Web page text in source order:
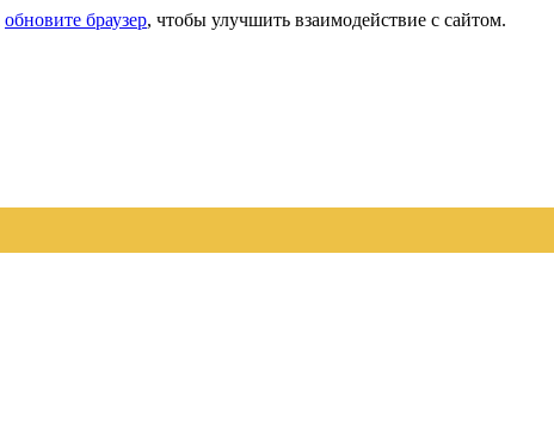
обновите браузер, чтобы улучшить взаимодействие с сайтом.